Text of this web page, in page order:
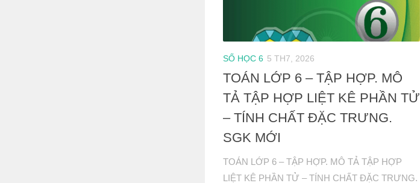
SỐ HỌC 6 5 TH7, 2026
TOÁN LỚP 6 – TẬP HỢP. MÔ
TẢ TẬP HỢP LIỆT KÊ PHẦN TỬ
– TÍNH CHẤT ĐẶC TRƯNG.
SGK MỚI
TOÁN LỚP 6 – TẬP HỢP. MÔ TẢ TẬP HỢP
LIỆT KÊ PHẦN TỬ – TÍNH CHẤT ĐẶC TRƯNG.